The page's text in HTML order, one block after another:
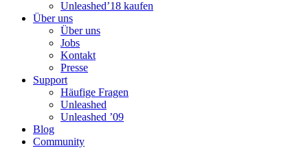
Unleashed’18 kaufen
Über uns
Über uns
Jobs
Kontakt
Presse
Support
Häufige Fragen
Unleashed
Unleashed ’09
Blog
Community